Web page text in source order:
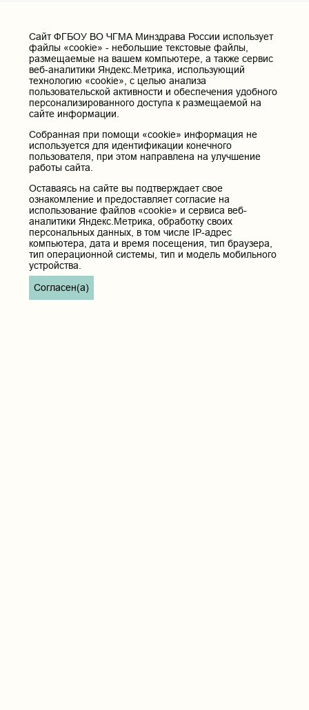
Cайт ФГБОУ ВО ЧГМА Минздрава России использует
файлы «cookie» - небольшие текстовые файлы,
размещаемые на вашем компьютере, а также сервис
веб-аналитики Яндекс.Метрика, использующий
технологию «cookie», с целью анализа
пользовательской активности и обеспечения удобного
персонализированного доступа к размещаемой на
сайте информации.
Собранная при помощи «cookie» информация не
используется для идентификации конечного
пользователя, при этом направлена на улучшение
работы сайта.
Оставаясь на сайте вы подтверждает свое
ознакомление и предоставляет согласие на
использование файлов «cookie» и сервиса веб-
аналитики Яндекс.Метрика, обработку своих
персональных данных, в том числе IP-адрес
компьютера, дата и время посещения, тип браузера,
тип операционной системы, тип и модель мобильного
устройства.
Согласен(а)